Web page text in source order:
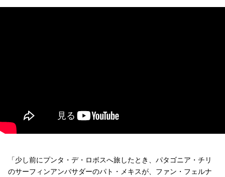
「少し前にプンタ・デ・ロボスへ旅したとき、パタゴニア・チリ
のサーフィンアンバサダーのパト・メキスが、ファン・フェルナ